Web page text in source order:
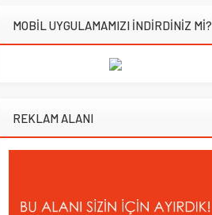
BİST
MOBİL UYGULAMAMIZI İNDİRDİNİZ Mİ?
REKLAM ALANI